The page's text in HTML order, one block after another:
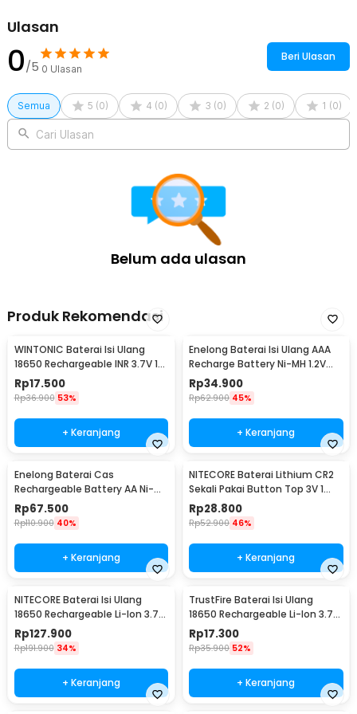
Kelengkapan Produk
1 x NITECORE Baterai Pack Rechargeable Camcorder Sony Li-
Ion 7.4V 5200mAh - NP-F750
Ulasan
0/5 0 Ulasan
Beri Ulasan
Semua 5 (0) 4 (0) 3 (0) 2 (0) 1 (0)
Cari Ulasan
Belum ada ulasan
Produk Rekomendasi
WINTONIC Baterai Isi Ulang
18650 Rechargeable INR 3.7V 1
PCS 2200mAh
Rp17.500
Rp36.900 53%
+ Keranjang
Enelong Baterai Isi Ulang AAA
Recharge Battery Ni-MH 1.2V
900mAh 4 PCS - HR4
Rp34.900
Rp62.900 45%
+ Keranjang
Enelong Baterai Cas
Rechargeable Battery AA Ni-MH
1.2V 2100mAh 4 PCS - HR6
Rp67.500
Rp110.900 40%
+ Keranjang
NITECORE Baterai Lithium CR2
Sekali Pakai Button Top 3V 1
PCS - CR2
Rp28.800
Rp52.900 46%
+ Keranjang
NITECORE Baterai Isi Ulang
18650 Rechargeable Li-Ion 3.7V
2300mAh 1PCS - NL1823
Rp127.900
Rp191.900 34%
+ Keranjang
TrustFire Baterai Isi Ulang
18650 Rechargeable Li-Ion 3.7V
6000mAh 1PC - BRC18650
Rp17.300
Rp35.900 52%
+ Keranjang